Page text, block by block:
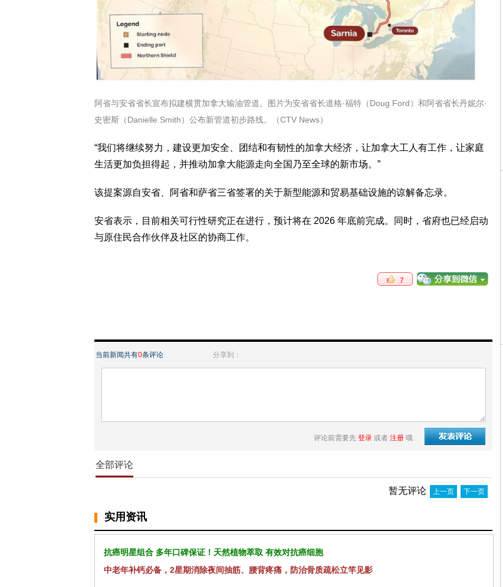
阿省与安省省长宣布拟建横贯加拿大输油管道。图片为安省省长道格·福特（Doug Ford）和阿省省长丹妮尔·
史密斯（Danielle Smith）公布新管道初步路线。（CTV News）
“我们将继续努力，建设更加安全、团结和有韧性的加拿大经济，让加拿大工人有工作，让家庭
生活更加负担得起，并推动加拿大能源走向全国乃至全球的新市场。”
该提案源自安省、阿省和萨省三省签署的关于新型能源和贸易基础设施的谅解备忘录。
安省表示，目前相关可行性研究正在进行，预计将在 2026 年底前完成。同时，省府也已经启动
与原住民合作伙伴及社区的协商工作。
7
当前新闻共有0条评论 分享到：
评论前需要先 登录 或者 注册 哦
全部评论
暂无评论 上一页 下一页
实用资讯
抗癌明星组合 多年口碑保证！天然植物萃取 有效对抗癌细胞
中老年补钙必备，2星期消除夜间抽筋、腰背疼痛，防治骨质疏松立竿见影